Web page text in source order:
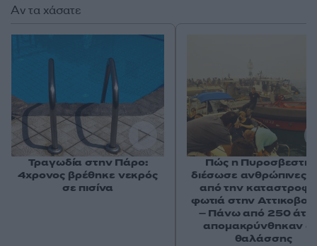
Αν τα χάσατε
Τραγωδία στην Πάρο:
4χρονος βρέθηκε νεκρός
σε πισίνα
Πώς η
διέσωσε ανθρώπινες
από την
φωτιά στην
– Πάνω από 250
απομακρύνθηκαν
θαλάσσης